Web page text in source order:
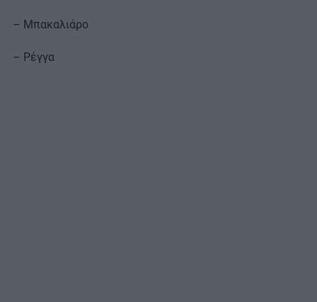
– Μπακαλιάρο
– Ρέγγα